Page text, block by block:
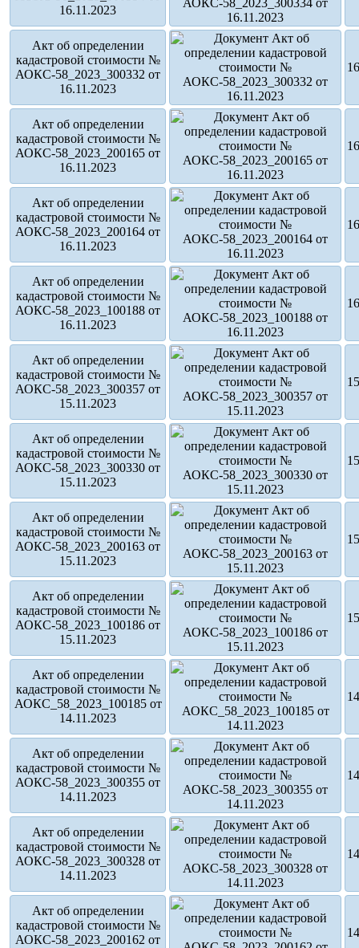
16.11.2023
Акт об определении
кадастровой стоимости №
АОКС-58_2023_300332 от
16.11.2023
Акт об определении
кадастровой стоимости №
АОКС-58_2023_200165 от
16.11.2023
Акт об определении
кадастровой стоимости №
АОКС-58_2023_200164 от
16.11.2023
Акт об определении
кадастровой стоимости №
АОКС-58_2023_100188 от
16.11.2023
Акт об определении
кадастровой стоимости №
АОКС-58_2023_300357 от
15.11.2023
Акт об определении
кадастровой стоимости №
АОКС-58_2023_300330 от
15.11.2023
Акт об определении
кадастровой стоимости №
АОКС-58_2023_200163 от
15.11.2023
Акт об определении
кадастровой стоимости №
АОКС-58_2023_100186 от
15.11.2023
Акт об определении
кадастровой стоимости №
АОКС_58_2023_100185 от
14.11.2023
Акт об определении
кадастровой стоимости №
АОКС-58_2023_300355 от
14.11.2023
Акт об определении
кадастровой стоимости №
АОКС-58_2023_300328 от
14.11.2023
Акт об определении
кадастровой стоимости №
АОКС-58_2023_200162 от